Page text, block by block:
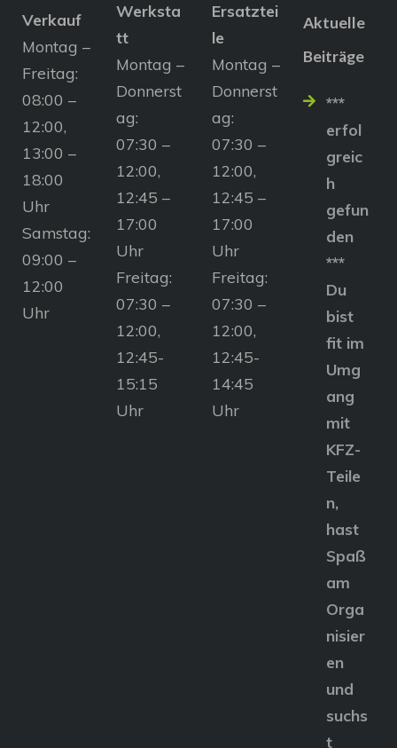
Verkauf
Montag –
Freitag:
08:00 –
12:00,
13:00 –
18:00
Uhr
Samstag:
09:00 –
12:00
Uhr
Werksta
tt
Montag –
Donnerst
ag:
07:30 –
12:00,
12:45 –
17:00
Uhr
Freitag:
07:30 –
12:00,
12:45-
15:15
Uhr
Ersatztei
le
Montag –
Donnerst
ag:
07:30 –
12:00,
12:45 –
17:00
Uhr
Freitag:
07:30 –
12:00,
12:45-
14:45
Uhr
Aktuelle
Beiträge
***
erfol
greic
h
gefun
den
***
Du
bist
fit im
Umg
ang
mit
KFZ-
Teile
n,
hast
Spaß
am
Orga
nisier
en
und
suchs
t